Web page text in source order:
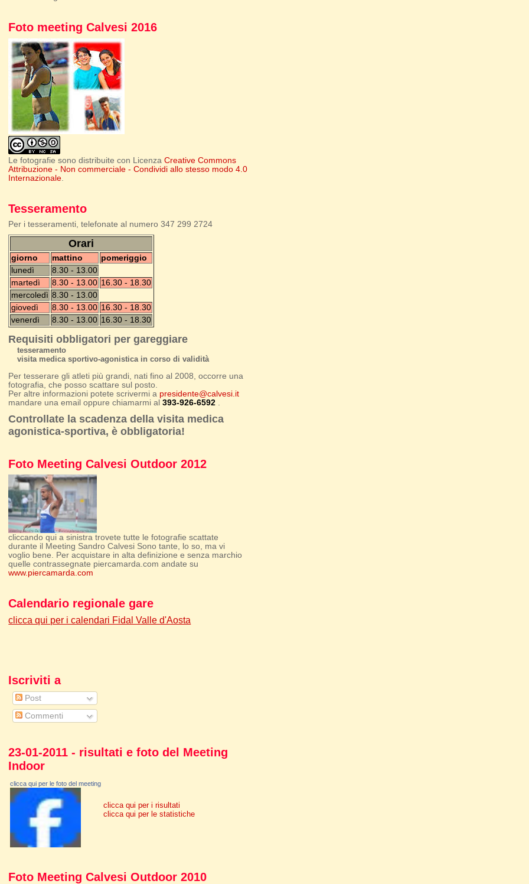
Foto meeting Calvesi 2016
Le fotografie sono distribuite con LicenzaCreative Commons
Attribuzione - Non commerciale - Condividi allo stesso modo 4.0
Internazionale.
Tesseramento
Per i tesseramenti, telefonate al numero 347 299 2724
Orari
giorno mattino
pomeriggio
lunedì
8.30 - 13.00
martedì
8.30 - 13.00 16.30 - 18.30
mercoledì 8.30 - 13.00
giovedì
8.30 - 13.00 16.30 - 18.30
venerdì
8.30 - 13.00 16.30 - 18.30
Requisiti obbligatori per gareggiare
tesseramento
visita medica sportivo-agonistica in corso di validità
Per tesserare gli atleti più grandi, nati fino al 2008, occorre una
fotografia, che posso scattare sul posto.
Per altre informazioni potete scrivermi a presidente@calvesi.it
mandare una email oppure chiamarmi al393-926-6592
Controllate la scadenza della visita medica
agonistica-sportiva, è obbligatoria!
Foto Meeting Calvesi Outdoor 2012
cliccando qui a sinistra trovete tutte le fotografie scattate
durante il Meeting Sandro Calvesi Sono tante, lo so, ma vi
voglio bene. Per acquistare in alta definizione e senza marchio
quelle contrassegnate piercamarda.com andate su
www.piercamarda.com
Calendario regionale gare
clicca qui per i calendari Fidal Valle d'Aosta
Iscriviti a
Post
Commenti
23-01-2011 - risultati e foto del Meeting
Indoor
clicca qui per le foto del meeting
clicca qui per i risultati
clicca qui per le statistiche
Foto Meeting Calvesi Outdoor 2010